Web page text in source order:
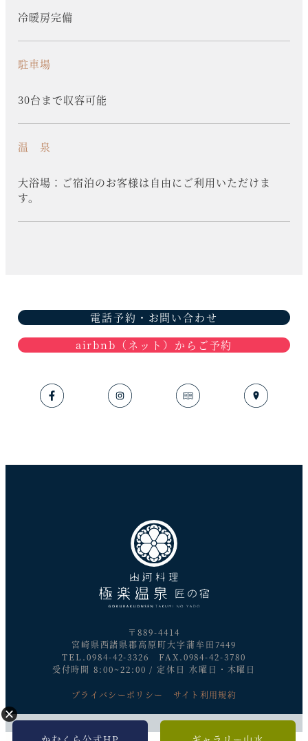
冷暖房完備
駐車場
30台まで収容可能
温 泉
大浴場：ご宿泊のお客様は自由にご利用いただけま
す。
電話予約・お問い合わせ
airbnb（ネット）からご予約
〒889-4414
宮崎県西諸県郡高原町大字蒲牟田7449
TEL.0984-42-3326 FAX.0984-42-3780
受付時間 8:00~22:00 / 定休日 水曜日・木曜日
プライバシーポリシー サイト利用規約